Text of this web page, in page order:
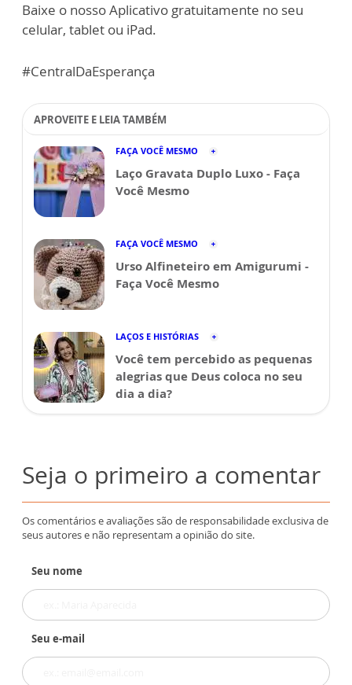
Baixe o nosso Aplicativo gratuitamente no seu
celular, tablet ou iPad.
#CentralDaEsperança
APROVEITE E LEIA TAMBÉM
FAÇA VOCÊ MESMO
Laço Gravata Duplo Luxo - Faça
Você Mesmo
FAÇA VOCÊ MESMO
Urso Alfineteiro em Amigurumi -
Faça Você Mesmo
LAÇOS E HISTÓRIAS
Você tem percebido as pequenas
alegrias que Deus coloca no seu
dia a dia?
Seja o primeiro a comentar
Os comentários e avaliações são de responsabilidade exclusiva de
seus autores e não representam a opinião do site.
Seu nome
Seu e-mail